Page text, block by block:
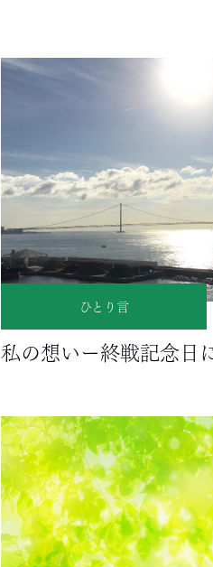
ひとり言
私の想いー終戦記念日